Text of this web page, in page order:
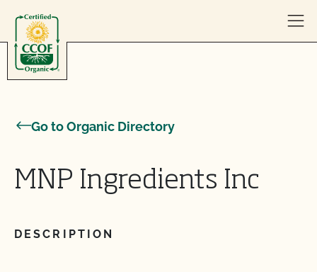
Go to Organic Directory
MNP Ingredients Inc
DESCRIPTION